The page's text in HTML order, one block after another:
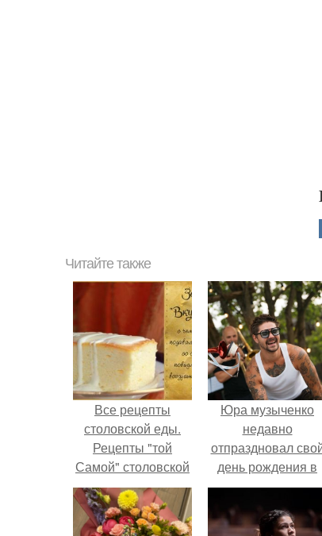
Читайте также
Все рецепты
столовской еды.
Рецепты "той
Самой" столовской
еды из детства
Юра музыченко
недавно
отпраздновал
день рождения в
кругу самых
близких и родных
людей.